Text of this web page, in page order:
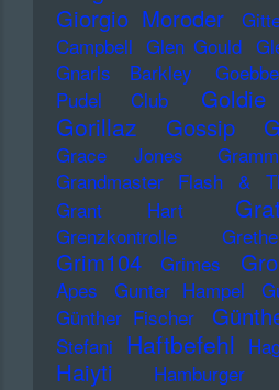
Giorgio Moroder
Campbell Glen Gould
Gnarls Barkley
Pudel Club
Goldie
Gorillaz Gossip
Grace Jones
Grandmaster Flash &
Grant Hart
Grenzkontrolle
Grim104 Grimes
Apes
Gunter Hampel
Günther Fischer
Stefani Haftbefehl
Haiyti Hamburger